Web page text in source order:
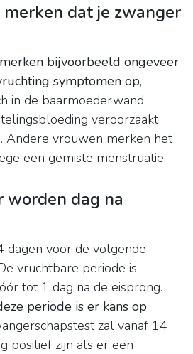
dat je zwanger
bijvoorbeeld ongeveer
symptomen op,
in de baarmoederwand
veroorzaakt
Andere vrouwen merken het
een gemiste menstruatie.
worden dag na
dagen voor de volgende
vruchtbare periode is
tot 1 dag na de eisprong.
periode is er kans op
zal vanaf 14
positief zijn als er een